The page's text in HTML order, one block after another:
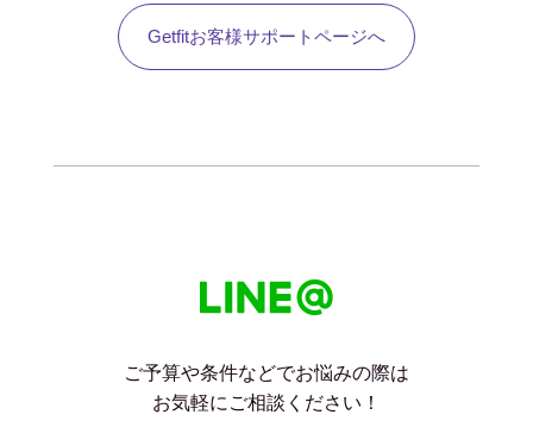
Getfitお客様サポートページへ
ご予算や条件などでお悩みの際は
お気軽にご相談ください！